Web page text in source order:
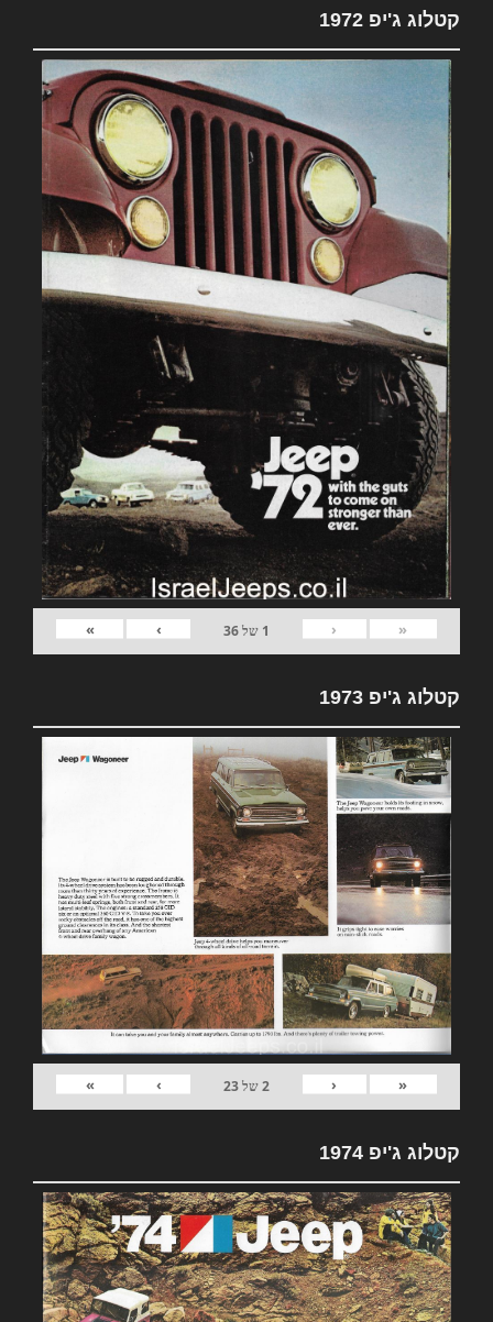
קטלוג ג'יפ 1972
«
‹
1 של36
›
»
קטלוג ג'יפ 1973
«
‹
2של23
›
»
קטלוג ג'יפ 1974